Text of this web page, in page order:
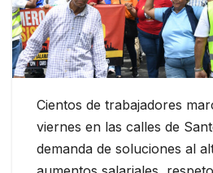
Cientos de trabajadores
viernes en las calles de
demanda de soluciones al